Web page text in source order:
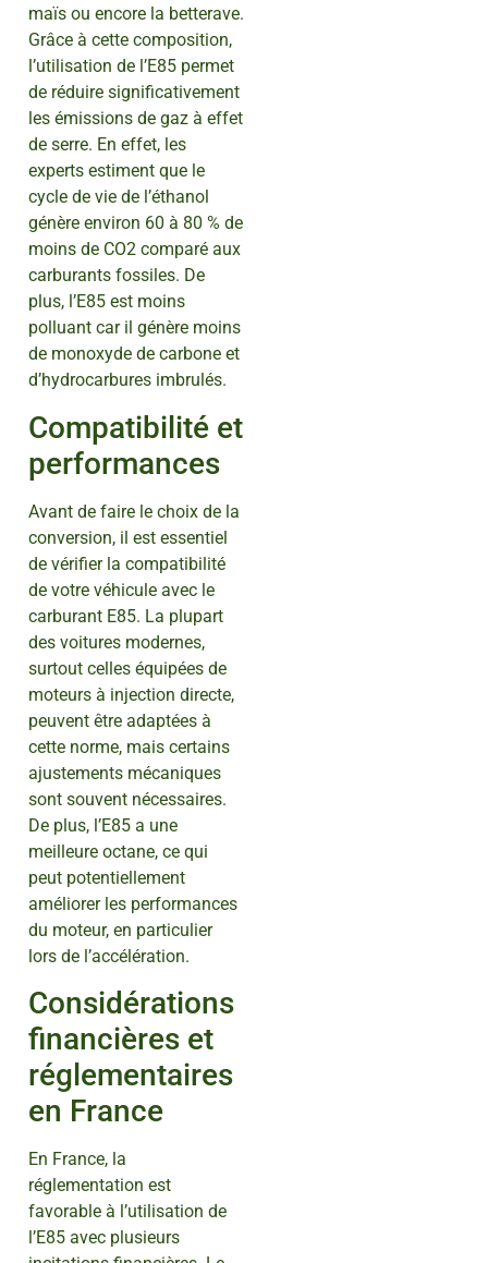
maïs ou encore la betterave.
Grâce à cette composition,
l’utilisation de l’E85 permet
de réduire significativement
les émissions de gaz à effet
de serre. En effet, les
experts estiment que le
cycle de vie de l’éthanol
génère environ 60 à 80 % de
moins de CO2 comparé aux
carburants fossiles. De
plus, l’E85 est moins
polluant car il génère moins
de monoxyde de carbone et
d’hydrocarbures imbrulés.
Compatibilité et
performances
Avant de faire le choix de la
conversion, il est essentiel
de vérifier la compatibilité
de votre véhicule avec le
carburant E85. La plupart
des voitures modernes,
surtout celles équipées de
moteurs à injection directe,
peuvent être adaptées à
cette norme, mais certains
ajustements mécaniques
sont souvent nécessaires.
De plus, l’E85 a une
meilleure octane, ce qui
peut potentiellement
améliorer les performances
du moteur, en particulier
lors de l’accélération.
Considérations
financières et
réglementaires
en France
En France, la
réglementation est
favorable à l’utilisation de
l’E85 avec plusieurs